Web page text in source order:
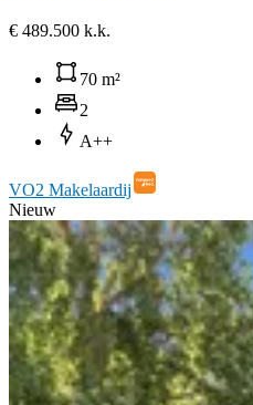
€ 489.500 k.k.
70 m²
2
A++
VO2 Makelaardij
Nieuw